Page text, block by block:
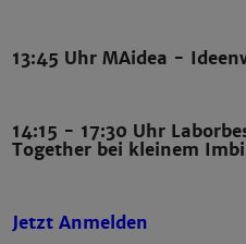
13:45 Uhr MAidea -
14:15 - 17:30 Uhr
Together bei kleinem
Jetzt Anmelden